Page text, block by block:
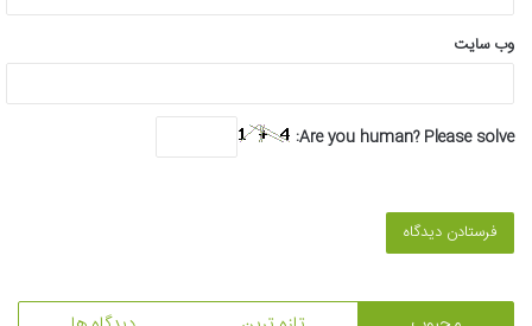
وب‌ سایت
Are you human? Please solve: